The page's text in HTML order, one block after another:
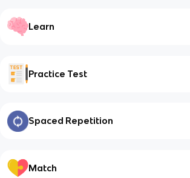
Learn
Practice Test
Spaced Repetition
Match